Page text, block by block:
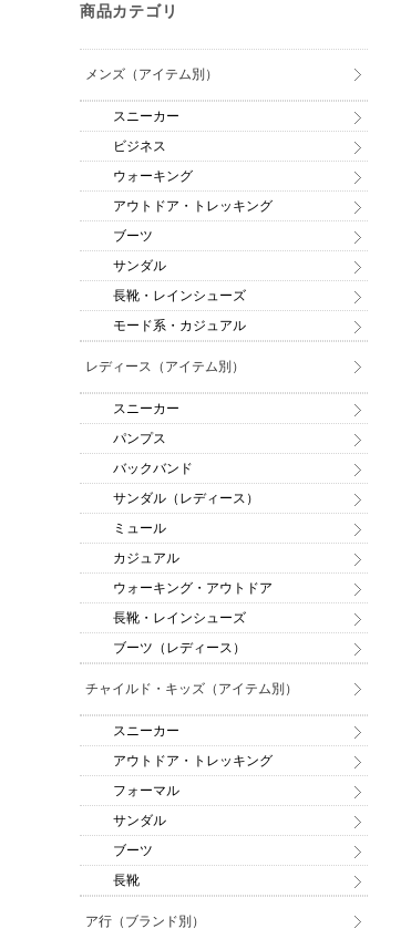
商品カテゴリ
メンズ（アイテム別）
スニーカー
ビジネス
ウォーキング
アウトドア・トレッキング
ブーツ
サンダル
長靴・レインシューズ
モード系・カジュアル
レディース（アイテム別）
スニーカー
パンプス
バックバンド
サンダル（レディース）
ミュール
カジュアル
ウォーキング・アウトドア
長靴・レインシューズ
ブーツ（レディース）
チャイルド・キッズ（アイテム別）
スニーカー
アウトドア・トレッキング
フォーマル
サンダル
ブーツ
長靴
ア行（ブランド別）